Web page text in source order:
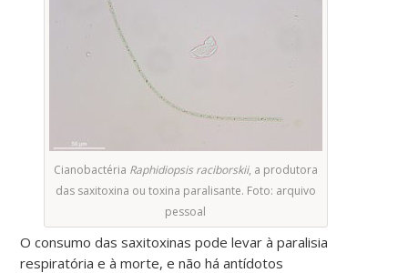
Cianobactéria Raphidiopsis raciborskii, a produtora
das saxitoxina ou toxina paralisante. Foto: arquivo
pessoal
O consumo das saxitoxinas pode levar à paralisia
respiratória e à morte, e não há antídotos